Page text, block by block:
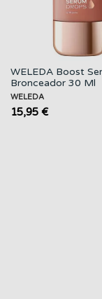
WELEDA Boost
Bronceador 30 Ml
WELEDA
15,95 €